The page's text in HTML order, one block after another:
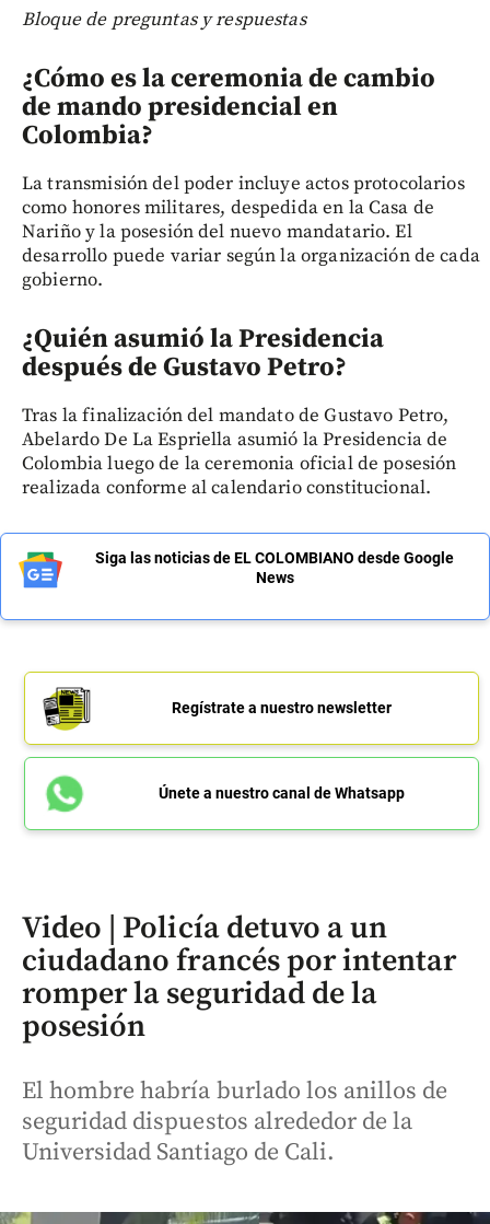
Bloque de preguntas y respuestas
¿Cómo es la ceremonia de cambio
de mando presidencial en
Colombia?
La transmisión del poder incluye actos protocolarios
como honores militares, despedida en la Casa de
Nariño y la posesión del nuevo mandatario. El
desarrollo puede variar según la organización de cada
gobierno.
¿Quién asumió la Presidencia
después de Gustavo Petro?
Tras la finalización del mandato de Gustavo Petro,
Abelardo De La Espriella asumió la Presidencia de
Colombia luego de la ceremonia oficial de posesión
realizada conforme al calendario constitucional.
Siga las noticias de EL COLOMBIANO desde Google
News
Regístrate a nuestro newsletter
Únete a nuestro canal de Whatsapp
Video | Policía detuvo a un
ciudadano francés por intentar
romper la seguridad de la
posesión
El hombre habría burlado los anillos de
seguridad dispuestos alrededor de la
Universidad Santiago de Cali.